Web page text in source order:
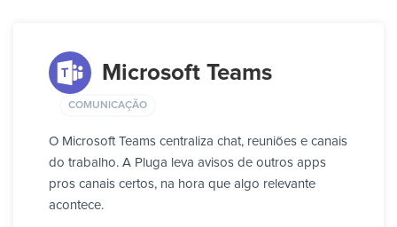
Microsoft Teams
COMUNICAÇÃO
O Microsoft Teams centraliza chat, reuniões e canais
do trabalho. A Pluga leva avisos de outros apps
pros canais certos, na hora que algo relevante
acontece.